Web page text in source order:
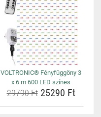
VOLTRONIC® Fényfüggöny 3
x 6 m 600 LED színes
29790 Ft25290 Ft